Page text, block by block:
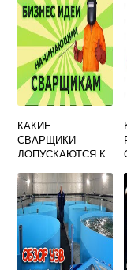
КАКИЕ
СВАРЩИКИ
ДОПУСКАЮТСЯ К
РАБОТАМ ПРИ
ИЗГОТОВЛЕНИИ И
РЕМОНТЕ
ТРУБОПРОВОДНО
Й АРМАТУРЫ